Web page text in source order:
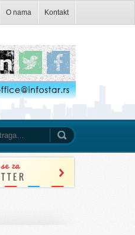
O nama Kontakt